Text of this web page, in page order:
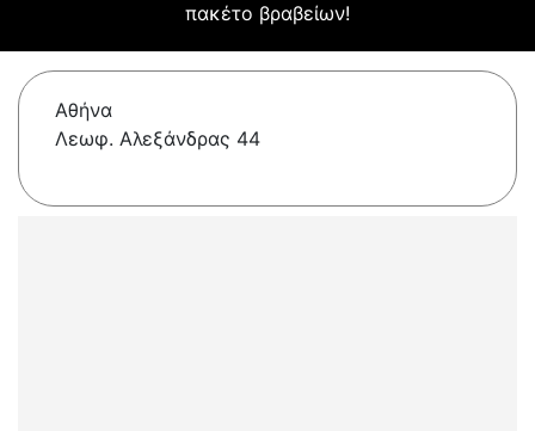
πακέτο βραβείων!
Αθήνα
Λεωφ. Αλεξάνδρας 44